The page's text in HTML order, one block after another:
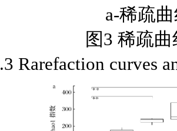
a-稀疏
图3 稀疏
Rarefaction curves